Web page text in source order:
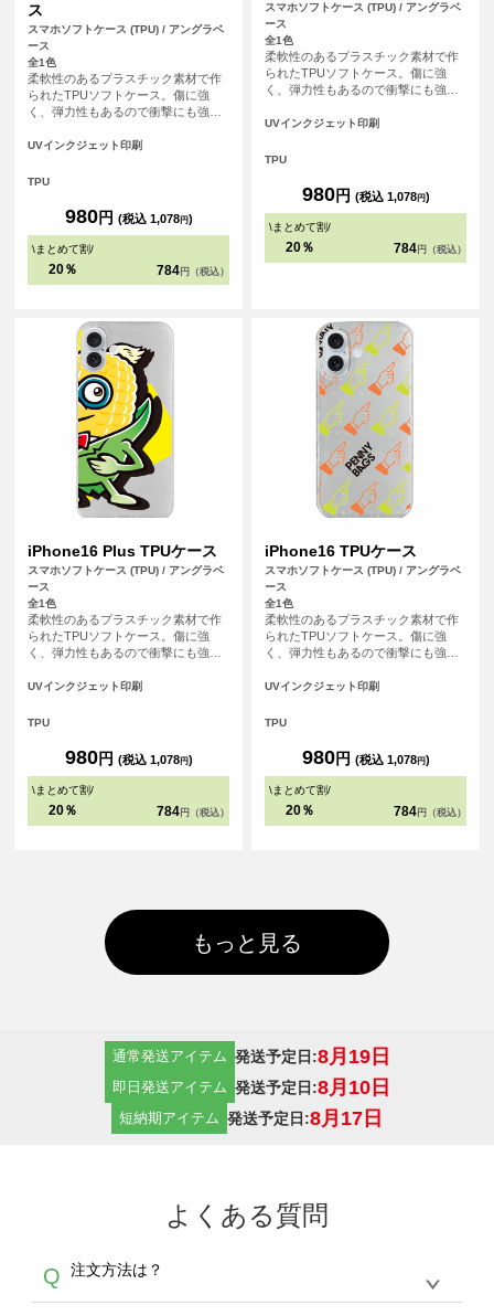
ス
スマホソフトケース (TPU) / アングラベ
ース
全1色
柔軟性のあるプラスチック素材で作
られたTPUソフトケース。傷に強
く、弾力性もあるので衝撃にも強
ます。
UVインクジェット印刷
TPU
980円 (税込 1,078円)
\まとめて割/
20％ 784 円（税込）
スマホソフトケース (TPU) / アングラベ
ース
全1色
柔軟性のあるプラスチック素材で作
られたTPUソフトケース。傷に強
く、弾力性もあるので衝撃にも強
ます。
UVインクジェット印刷
TPU
980円 (税込 1,078円)
\まとめて割/
20％ 784 円（税込）
iPhone16 Plus TPUケース
スマホソフトケース (TPU) / アングラベ
ース
全1色
柔軟性のあるプラスチック素材で作
られたTPUソフトケース。傷に強
く、弾力性もあるので衝撃にも強
ます。
UVインクジェット印刷
TPU
980円 (税込 1,078円)
\まとめて割/
20％ 784 円（税込）
iPhone16 TPUケース
スマホソフトケース (TPU) / アングラベ
ース
全1色
柔軟性のあるプラスチック素材で作
られたTPUソフトケース。傷に強
く、弾力性もあるので衝撃にも強
ます。
UVインクジェット印刷
TPU
980円 (税込 1,078円)
\まとめて割/
20％ 784 円（税込）
もっと見る
通常発送アイテム 発送予定日:8月19日
即日発送アイテム 発送予定日:8月10日
短納期アイテム 発送予定日:8月17日
よくある質問
Q 注文方法は？